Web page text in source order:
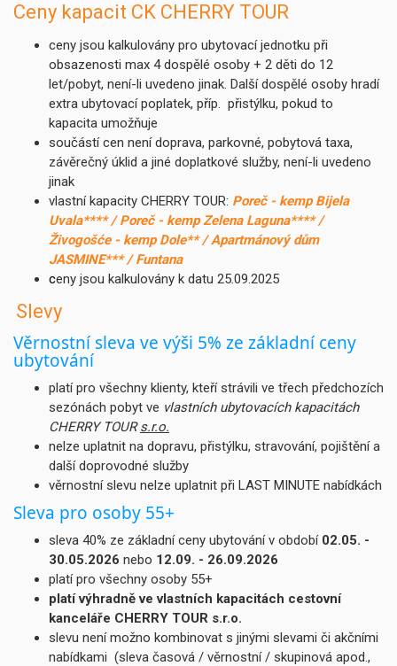
Ceny kapacit CK CHERRY TOUR
ceny jsou kalkulovány pro ubytovací jednotku při
obsazenosti max 4 dospělé osoby + 2 děti do 12
let/pobyt, není-li uvedeno jinak. Další dospělé osoby hradí
extra ubytovací poplatek, příp. přistýlku, pokud to
kapacita umožňuje
součástí cen není doprava, parkovné, pobytová taxa,
závěrečný úklid a jiné doplatkové služby, není-li uvedeno
jinak
vlastní kapacity CHERRY TOUR: Poreč - kemp Bijela
Uvala**** / Poreč - kemp Zelena Laguna**** /
Živogošće - kemp Dole** / Apartmánový dům
JASMINE*** / Funtana
ceny jsou kalkulovány k datu 25.09.2025
Slevy
Věrnostní sleva ve výši 5% ze základní ceny
ubytování
platí pro všechny klienty, kteří strávili ve třech předchozích
sezónách pobyt ve vlastních ubytovacích kapacitách
CHERRY TOUR s.r.o.
nelze uplatnit na dopravu, přistýlku, stravování, pojištění a
další doprovodné služby
věrnostní slevu nelze uplatnit při LAST MINUTE nabídkách
Sleva pro osoby 55+
sleva 40% ze základní ceny ubytování v období 02.05. -
30.05.2026 nebo 12.09. - 26.09.2026
platí pro všechny osoby 55+
platí výhradně ve vlastních kapacitách cestovní
kanceláře CHERRY TOUR s.r.o.
slevu není možno kombinovat s jinými slevami či akčními
nabídkami (sleva časová / věrnostní / skupinová apod.,